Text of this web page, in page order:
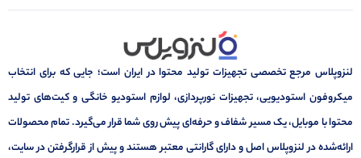
لنزوپلاس مرجع تخصصی تجهیزات تولید محتوا در ایران است؛ جایی که برای انتخاب
میکروفون استودیویی، تجهیزات نورپردازی، لوازم استودیو خانگی و کیت‌های تولید
محتوا با موبایل، یک مسیر شفاف و حرفه‌ای پیش روی شما قرار می‌گیرد. تمام محصولات
ارائه‌شده در لنزوپلاس اصل و دارای گارانتی معتبر هستند و پیش از قرارگرفتن در سایت،